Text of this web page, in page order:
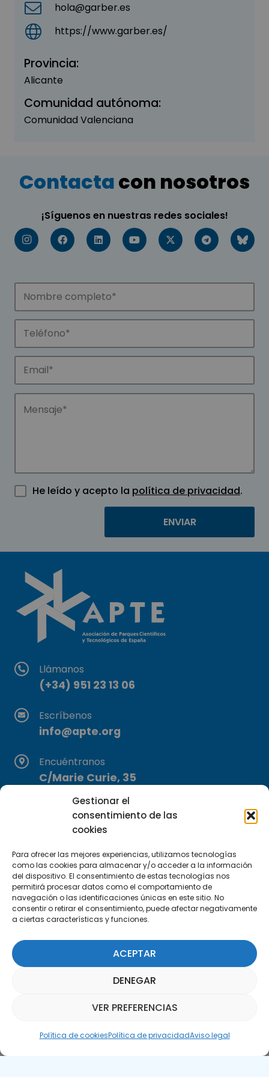
Gestionar el
consentimiento de las
cookies
Para ofrecer las mejores experiencias, utilizamos tecnologías
como las cookies para almacenar y/o acceder a la información
del dispositivo. El consentimiento de estas tecnologías nos
permitirá procesar datos como el comportamiento de
navegación o las identificaciones únicas en este sitio. No
consentir o retirar el consentimiento, puede afectar negativamente
a ciertas características y funciones.
ACEPTAR
DENEGAR
VER PREFERENCIAS
Política de cookiesPolítica de privacidadAviso legal
hola@garber.es
https://www.garber.es/
Provincia:
Alicante
Comunidad autónoma:
Comunidad Valenciana
Contactacon nosotros
¡Síguenos en nuestras redes sociales!
He leído y acepto la política de privacidad.
Llámanos
(+34) 951 23 13 06
Escríbenos
info@apte.org
Encuéntranos
C/Marie Curie, 35
29590 Campanillas, Málaga
Suscríbete a nuestra Newsletter
SUSCRÍBETE AQUÍ